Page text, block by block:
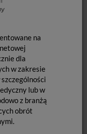
na
dla
w zakresie
lub w
z branżą
obrót
3